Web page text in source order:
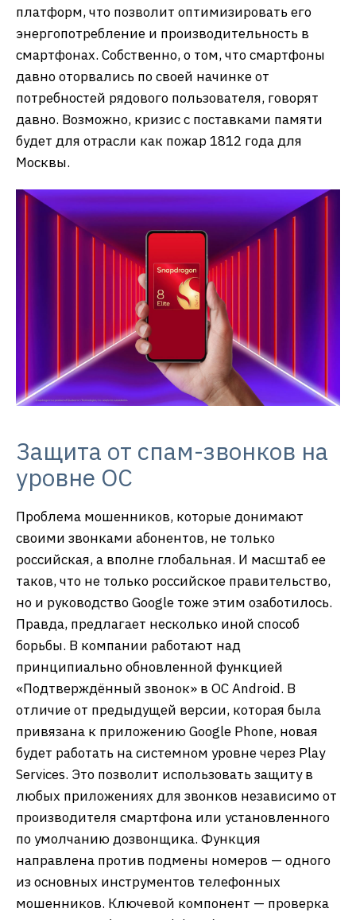
платформ, что позволит оптимизировать его
энергопотребление и производительность в
смартфонах. Собственно, о том, что смартфоны
давно оторвались по своей начинке от
потребностей рядового пользователя, говорят
давно. Возможно, кризис с поставками памяти
будет для отрасли как пожар 1812 года для
Москвы.
Защита от спам-звонков на
уровне ОС
Проблема мошенников, которые донимают
своими звонками абонентов, не только
российская, а вполне глобальная. И масштаб ее
таков, что не только российское правительство,
но и руководство Google тоже этим озаботилось.
Правда, предлагает несколько иной способ
борьбы. В компании работают над
принципиально обновленной функцией
«Подтверждённый звонок» в ОС Android. В
отличие от предыдущей версии, которая была
привязана к приложению Google Phone, новая
будет работать на системном уровне через Play
Services. Это позволит использовать защиту в
любых приложениях для звонков независимо от
производителя смартфона или установленного
по умолчанию дозвонщика. Функция
направлена против подмены номеров — одного
из основных инструментов телефонных
мошенников. Ключевой компонент — проверка